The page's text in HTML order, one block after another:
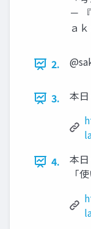
－
ａ
2.
3.
本
4.
本
「